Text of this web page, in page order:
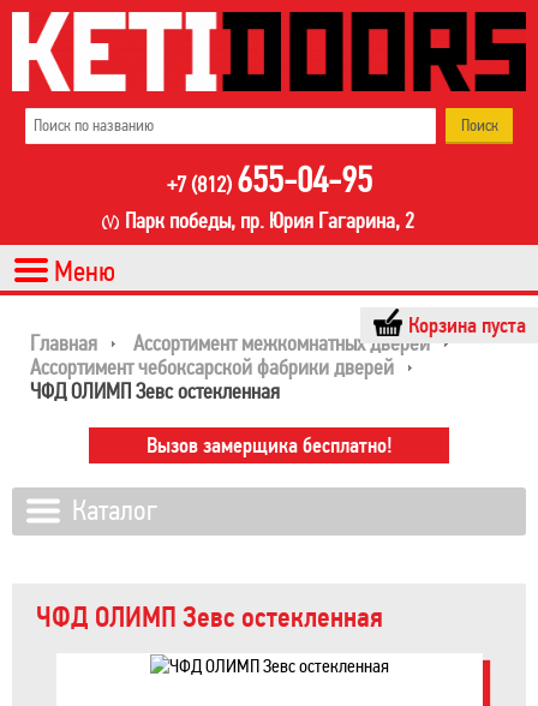
+7 (812) 655-04-95
Парк победы, пр. Юрия Гагарина, 2
Корзина пуста
Главная
Ассортимент межкомнатных дверей
Ассортимент чебоксарской фабрики дверей
ЧФД ОЛИМП Зевс остекленная
ЧФД ОЛИМП Зевс остекленная